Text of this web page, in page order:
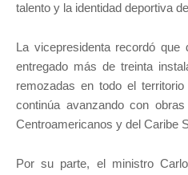
talento y la identidad deportiva
La vicepresidenta recordó
entregado más de treinta
remozadas en todo el
continúa avanzando con
Centroamericanos y del Caribe
Por su parte, el ministro